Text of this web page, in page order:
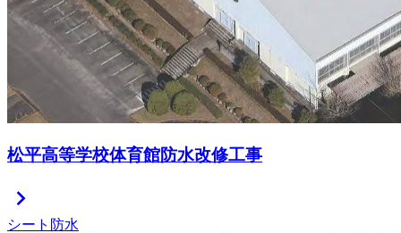
松平高等学校体育館防水改修工事
chevron_right
シート防水